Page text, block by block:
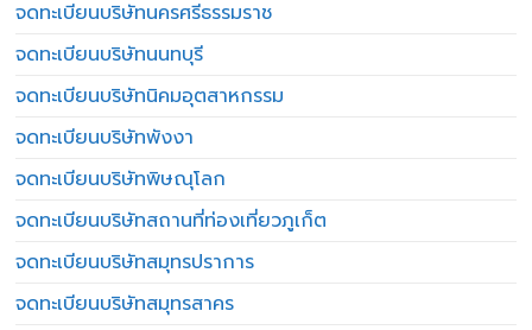
จดทะเบียนบริษัทนครศรีธรรมราช
จดทะเบียนบริษัทนนทบุรี
จดทะเบียนบริษัทนิคมอุตสาหกรรม
จดทะเบียนบริษัทพังงา
จดทะเบียนบริษัทพิษณุโลก
จดทะเบียนบริษัทสถานที่ท่องเที่ยวภูเก็ต
จดทะเบียนบริษัทสมุทรปราการ
จดทะเบียนบริษัทสมุทรสาคร